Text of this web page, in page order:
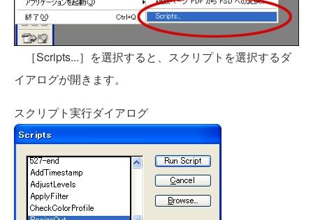
［Scripts...］を選択すると、スクリプトを選択するダ
イアログが開きます。
スクリプト実行ダイアログ